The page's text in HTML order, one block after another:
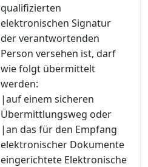
qualifizierten
elektronischen Signatur
der verantwortenden
Person versehen ist, darf
wie folgt übermittelt
werden:
|auf einem sicheren
Übermittlungsweg oder
|an das für den Empfang
elektronischer Dokumente
eingerichtete Elektronische